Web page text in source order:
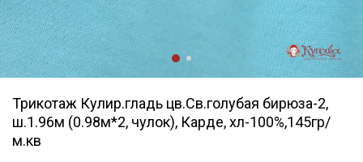
Трикотаж Кулир.гладь цв.Св.голубая бирюза-2,
ш.1.96м (0.98м*2, чулок), Карде, хл-100%,145гр/
м.кв